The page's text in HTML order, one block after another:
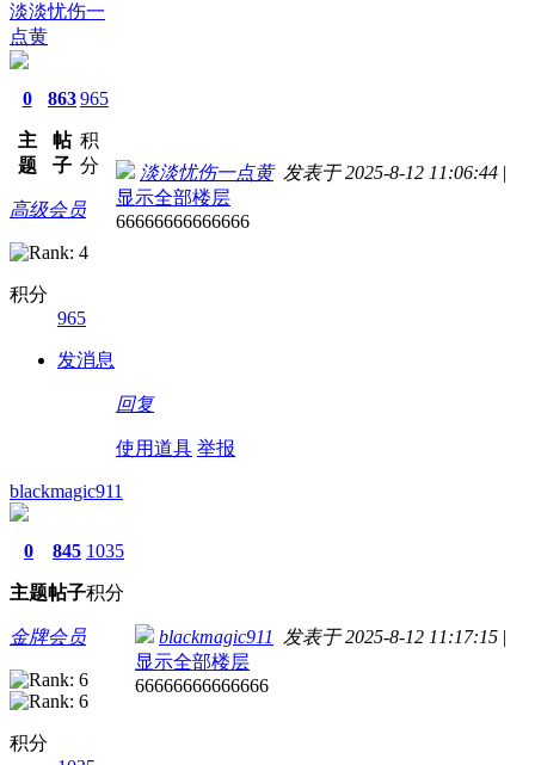
淡淡忧伤一
点黄
0
主
题
863
帖
子
965
积
分
高级会员
积分
965
发消息
淡淡忧伤一点黄发表于 2025-8-12 11:06:44 |
显示全部楼层
66666666666666
回复
使用道具 举报
blackmagic911
0
主题
845
帖子
1035
积分
金牌会员
积分
blackmagic911 发表于 2025-8-12 11:17:15 |
显示全部楼层
66666666666666